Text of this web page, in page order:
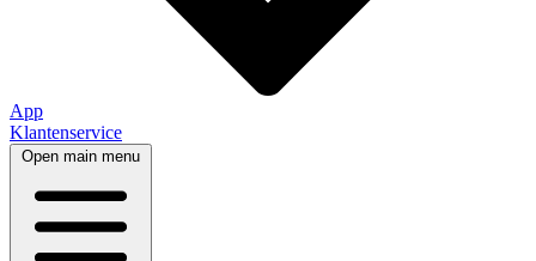
App
Klantenservice
Open main menu